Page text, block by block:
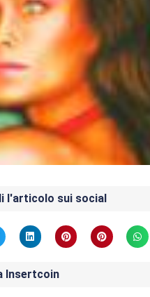
l'articolo sui social
Insertcoin